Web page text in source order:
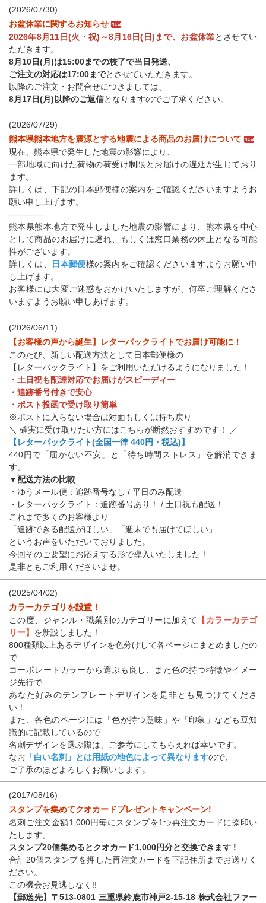
(2026/07/30)
お盆休業に関するお知らせ
2026年8月11日(火・祝)～8月16日(日)まで、お盆休業とさせてい
ただきます。
8月10日(月)は15:00までの校了で当日発送、
ご注文の対応は17:00までとさせていただきます。
以降のご注文・お問合せにつきましては、
8月17日(月)以降のご返信となりますのでご了承ください。
(2026/07/29)
熊本県熊本地方を震源とする地震による商品のお届けについて
現在、熊本県で発生した地震の影響により、
一部地域に向けた荷物の荷受け制限とお届けの遅延が生じており
ます。
詳しくは、下記の日本郵便様の案内をご確認くださいますようお
願い申し上げます。
------------
熊本県熊本地方で発生しました地震の影響により、熊本県を中心
として商品のお届けに遅れ、もしくは窓口業務の休止となる可能
性がございます。
詳しくは、
日本郵便様の案内をご確認くださいますようお願い申
し上げます。
お客様には大変ご迷惑をおかけいたしますが、何卒ご理解くださ
いますようお願い申しあげます。
(2026/06/11)
【お客様の声から誕生】レターパックライトでお届け可能に！
このたび、新しい配送方法として日本郵便様の
【レターパックライト】をご利用いただけるようになりました！
・土日祝も配達対応でお届けがスピーディー
・追跡番号付きで安心
・ポスト投函で受け取り簡単
※ポストに入らない場合は対面もしくは持ち戻り
＼ 確実に受け取りたい方にはこちらが断然おすすめです！ ／
【レターパックライト(全国一律 440円・税込)】
440円で「届かない不安」と「待ち時間ストレス」を解消できま
す。
▼配送方法の比較
・ゆうメール便：追跡番号なし / 平日のみ配送
・レターパックライト：追跡番号あり！ / 土日祝も配送！
これまで多くのお客様より
「追跡できる配送がほしい」「週末でも届けてほしい」
というお声をいただいておりました。
今回そのご要望にお応えする形で導入いたしました！
是非ともご利用くださいませ。
(2025/04/02)
カラーカテゴリを設置！
この度、ジャンル・職業別のカテゴリーに加えて 【カラーカテゴ
リー】 を新設しました！
800種類以上あるデザインを色分けして各ページにまとめましたの
で
コーポレートカラーから選ぶも良し、また色の持つ特徴やイメー
ジ先行で
あなた好みのテンプレートデザインを是非とも見つけてくださ
い！
また、各色のページには「色が持つ意味」や「印象」なども豆知
識的に記載しているので
名刺デザインを選ぶ際は、ご参考にしてもらえれば幸いです。
なお 「白い名刺」とは用紙の地色によって異なりますので、
ご了承のほどよろしくお願いします。
(2017/08/16)
スタンプを集めてクオカードプレゼントキャンペーン!
名刺ご注文金額1,000円毎にスタンプを1つ再注文カードに捺印い
たします。
スタンプ20個集めるとクオカード1,000円分と交換できます !
合計20個スタンプを押した再注文カードを下記住所までお送りく
ださい。
この機会お見逃しなく!!
【郵送先】〒513-0801 三重県鈴鹿市神戸2-15-18 株式会社ファー